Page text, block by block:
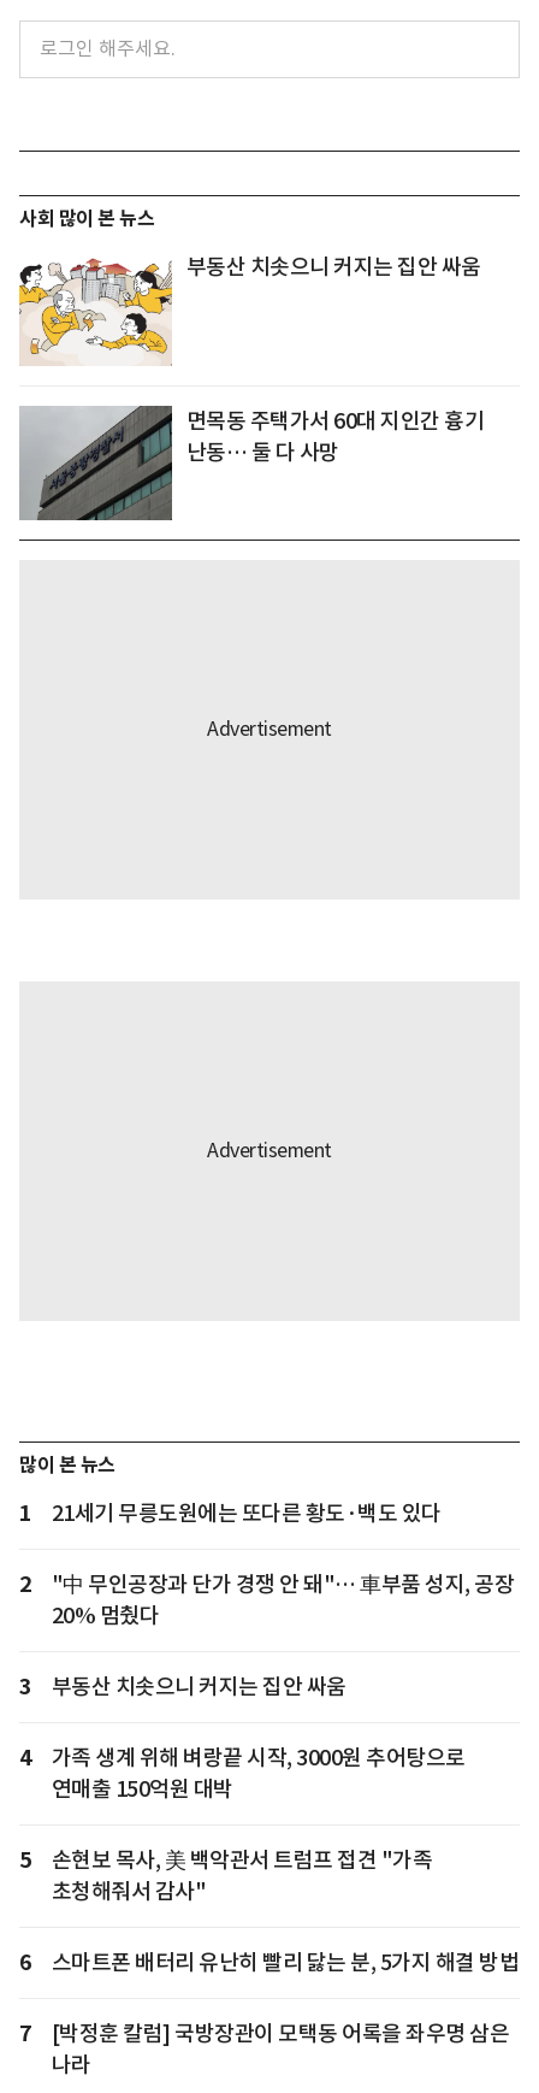
사회 많이 본 뉴스
부동산 치솟으니 커지는 집안 싸움
면목동 주택가서 60대 지인간 흉기
난동… 둘 다 사망
많이 본 뉴스
1 21세기 무릉도원에는 또다른 황도·백도 있다
2
"中 무인공장과 단가 경쟁 안 돼"… 車부품 성지, 공장
20% 멈췄다
3 부동산 치솟으니 커지는 집안 싸움
4
가족 생계 위해 벼랑끝 시작, 3000원 추어탕으로
연매출 150억원 대박
5
손현보 목사, 美 백악관서 트럼프 접견 "가족
초청해줘서 감사"
6 스마트폰 배터리 유난히 빨리 닳는 분, 5가지 해결 방법
7
[박정훈 칼럼] 국방장관이 모택동 어록을 좌우명 삼은
나라